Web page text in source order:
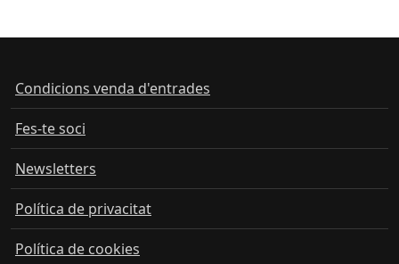
Condicions venda d'entrades
Fes-te soci
Newsletters
Política de privacitat
Política de cookies